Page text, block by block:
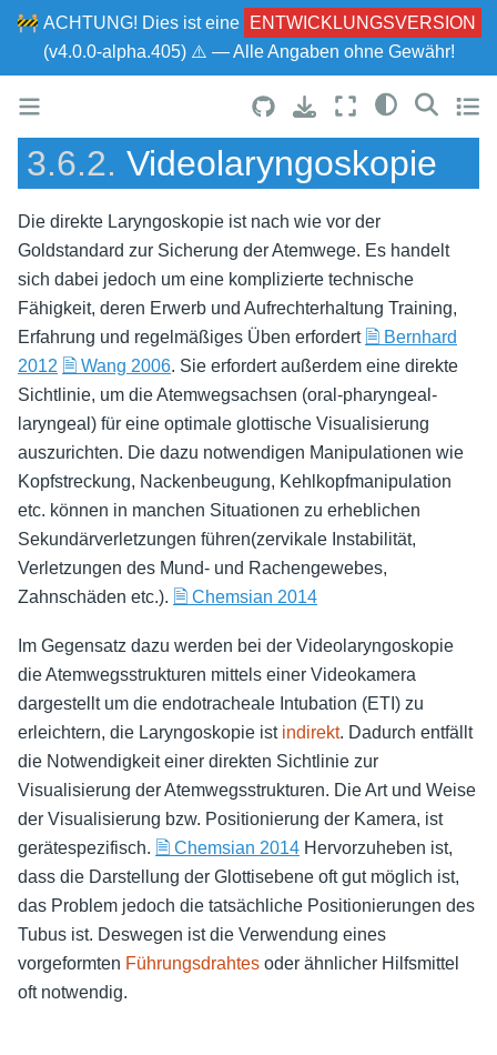
🚧 ACHTUNG! Dies ist eine
ENTWICKLUNGSVERSION
(v4.0.0-alpha.405) ⚠ — Alle Angaben ohne Gewähr!
3.6.2. Videolaryngoskopie
Die direkte Laryngoskopie ist nach wie vor der
Goldstandard zur Sicherung der Atemwege. Es handelt
sich dabei jedoch um eine komplizierte technische
Fähigkeit, deren Erwerb und Aufrechterhaltung Training,
Erfahrung und regelmäßiges Üben erfordert 🗎 Bernhard
2012 🗎 Wang 2006. Sie erfordert außerdem eine direkte
Sichtlinie, um die Atemwegsachsen (oral-pharyngeal-
laryngeal) für eine optimale glottische Visualisierung
auszurichten. Die dazu notwendigen Manipulationen wie
Kopfstreckung, Nackenbeugung, Kehlkopfmanipulation
etc. können in manchen Situationen zu erheblichen
Sekundärverletzungen führen(zervikale Instabilität,
Verletzungen des Mund- und Rachengewebes,
Zahnschäden etc.). 🗎 Chemsian 2014
Im Gegensatz dazu werden bei der Videolaryngoskopie
die Atemwegsstrukturen mittels einer Videokamera
dargestellt um die endotracheale Intubation (ETI) zu
erleichtern, die Laryngoskopie ist indirekt. Dadurch entfällt
die Notwendigkeit einer direkten Sichtlinie zur
Visualisierung der Atemwegsstrukturen. Die Art und Weise
der Visualisierung bzw. Positionierung der Kamera, ist
gerätespezifisch. 🗎 Chemsian 2014 Hervorzuheben ist,
dass die Darstellung der Glottisebene oft gut möglich ist,
das Problem jedoch die tatsächliche Positionierungen des
Tubus ist. Deswegen ist die Verwendung eines
vorgeformten Führungsdrahtes oder ähnlicher Hilfsmittel
oft notwendig.